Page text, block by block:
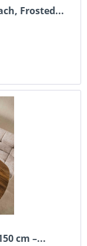
Frosted...
cm –...